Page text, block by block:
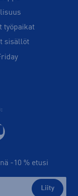
työpaikat
sisällöt
-10 % etusi
Liity